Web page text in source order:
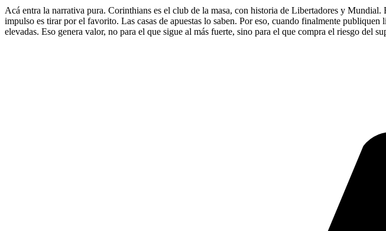
Acá entra la narrativa pura. Corinthians es el club de la masa, con historia de Libertadores y
impulso es tirar por el favorito. Las casas de apuestas lo saben. Por eso, cuando finalmente
elevadas. Eso genera valor, no para el que sigue al más fuerte, sino para el que compra el riesgo del